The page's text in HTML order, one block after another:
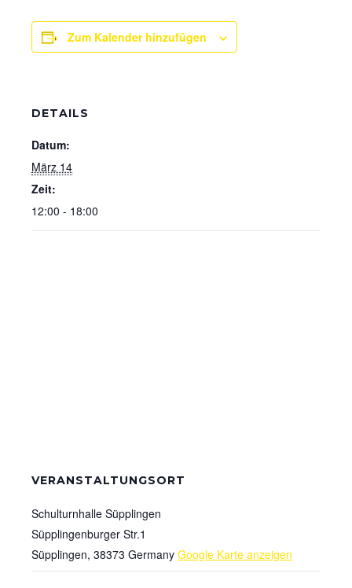
Zum Kalender hinzufügen
DETAILS
Datum:
März 14
Zeit:
12:00 - 18:00
VERANSTALTUNGSORT
Schulturnhalle Süpplingen
Süpplingenburger Str.1
Süpplingen, 38373 Germany Google Karte anzeigen